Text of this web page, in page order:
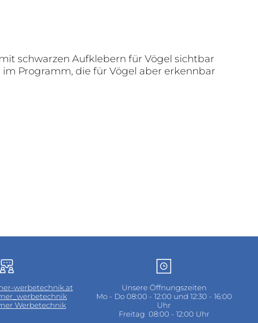
schwarzen Aufklebern für Vögel sichtbar
Programm, die für Vögel aber erkennbar
werbetechnik.at
Werbetechnik
Unsere Öffnungszeiten
Mo - Do 08:00 - 12:00 und 12:30 - 16:00
Uhr
Freitag 08:00 - 12:00 Uhr